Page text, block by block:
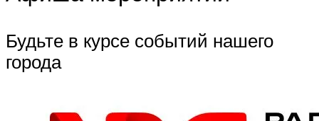
Будьте в курсе событий нашего
города